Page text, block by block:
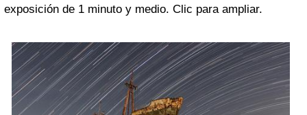
exposición de 1 minuto y medio. Clic para ampliar.